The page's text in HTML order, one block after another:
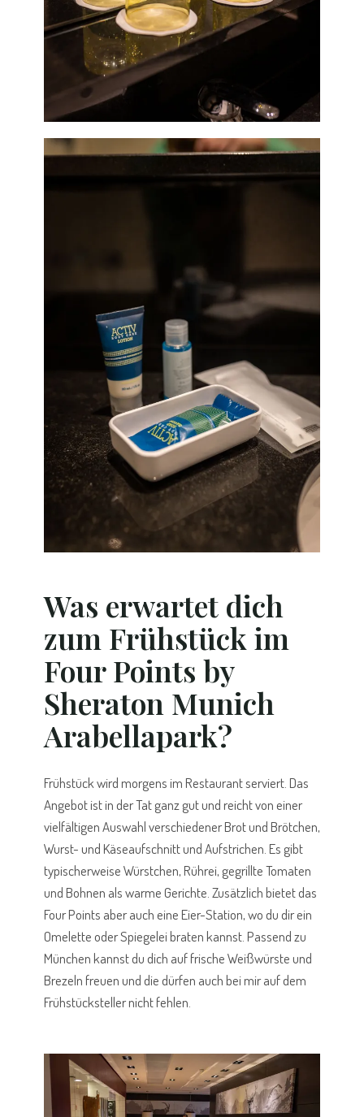
Was erwartet dich
zum Frühstück im
Four Points by
Sheraton Munich
Arabellapark?
Frühstück wird morgens im Restaurant serviert. Das
Angebot ist in der Tat ganz gut und reicht von einer
vielfältigen Auswahl verschiedener Brot und Brötchen,
Wurst- und Käseaufschnitt und Aufstrichen. Es gibt
typischerweise Würstchen, Rührei, gegrillte Tomaten
und Bohnen als warme Gerichte. Zusätzlich bietet das
Four Points aber auch eine Eier-Station, wo du dir ein
Omelette oder Spiegelei braten kannst. Passend zu
München kannst du dich auf frische Weißwürste und
Brezeln freuen und die dürfen auch bei mir auf dem
Frühstücksteller nicht fehlen.